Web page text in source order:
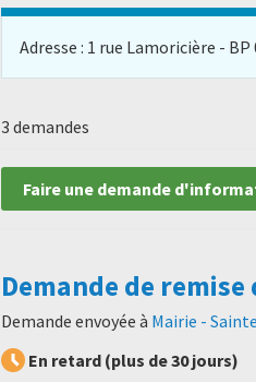
Adresse : 1 rue Lamoricière - BP
3 demandes
Faire une demande
Demande de
Demande envoyée à Mairie -
En retard (plus de 30 jours)